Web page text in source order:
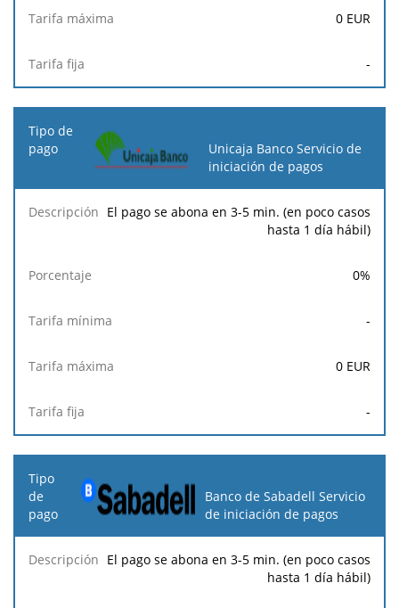
0 EUR
-
Unicaja Banco Servicio de
iniciación de pagos
El pago se abona en 3-5 min. (en poco casos
hasta 1 día hábil)
0%
-
0 EUR
-
Banco de Sabadell Servicio
de iniciación de pagos
El pago se abona en 3-5 min. (en poco casos
hasta 1 día hábil)